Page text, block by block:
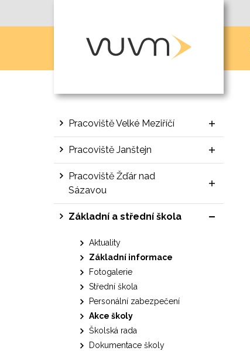
Pracoviště Velké Meziříčí
Pracoviště Janštejn
Pracoviště Žďár nad
Sázavou
Základní a střední škola
Aktuality
Základní informace
Fotogalerie
Střední škola
Personální zabezpečení
Akce školy
Školská rada
Dokumentace školy